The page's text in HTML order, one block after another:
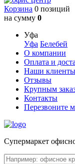
Корзина 0 позиций
на сумму 0
Уфа
Уфа Белебей
О компании
Оплата и
Наши клиенты
Отзывы
Крупным
Контакты
Перезвоните
Cупермаркет